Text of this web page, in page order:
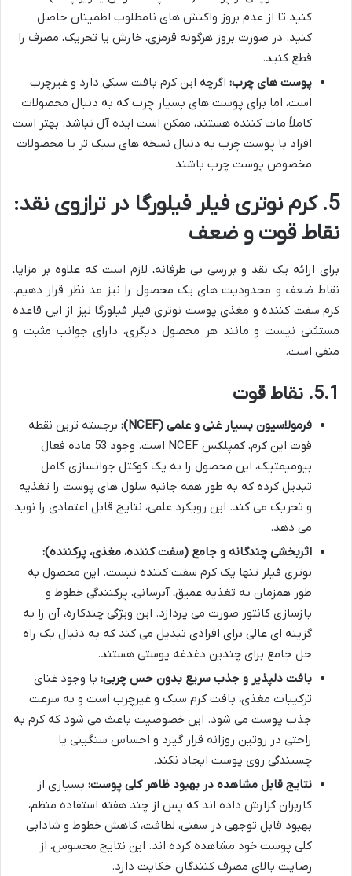
کنید تا از عدم بروز واکنش های نامطلوب اطمینان حاصل
کنید. در صورت بروز هرگونه قرمزی، خارش یا تحریک، مصرف را
قطع کنید.
پوست های چرب: اگرچه این کرم بافت سبکی دارد و غیرچرب
است، اما برای پوست های بسیار چرب که به دنبال محصولات
کاملاً مات کننده هستند، ممکن است ایده آل نباشد. بهتر است
افراد با پوست چرب به دنبال نسخه های سبک تر یا محصولات
مخصوص پوست چرب باشند.
5. کرم نوتری فیلر فیلورگا در ترازوی نقد:
نقاط قوت و ضعف
برای ارائه یک نقد و بررسی بی طرفانه، لازم است که علاوه بر مزایا،
نقاط ضعف و محدودیت های یک محصول را نیز مد نظر قرار دهیم.
کرم سفت کننده و مغذی پوست نوتری فیلر فیلورگا نیز از این قاعده
مستثنی نیست و مانند هر محصول دیگری، دارای جوانب مثبت و
منفی است.
5.1. نقاط قوت
فرمولاسیون بسیار غنی و علمی (NCEF):
برجسته ترین نقطه
قوت این کرم، کمپلکس NCEF است. وجود 53 ماده فعال
بیومیمتیک، این محصول را به یک کوکتل جوانسازی کامل
تبدیل کرده که به طور همه جانبه سلول های پوست را تغذیه
و تحریک می کند. این رویکرد علمی، نتایج قابل اعتمادی را نوید
می دهد.
اثربخشی چندگانه و جامع (سفت کننده، مغذی، پرکننده):
نوتری فیلر تنها یک کرم سفت کننده نیست. این محصول به
طور همزمان به تغذیه عمیق، آبرسانی، پرکنندگی خطوط و
بازسازی کانتور صورت می پردازد. این ویژگی چندکاره، آن را به
گزینه ای عالی برای افرادی تبدیل می کند که به دنبال یک راه
حل جامع برای چندین دغدغه پوستی هستند.
بافت دلپذیر و جذب سریع بدون حس چربی: با وجود غنای
ترکیبات مغذی، بافت کرم سبک و غیرچرب است و به سرعت
جذب پوست می شود. این خصوصیت باعث می شود که کرم به
راحتی در روتین روزانه قرار گیرد و احساس سنگینی یا
چسبندگی روی پوست ایجاد نکند.
نتایج قابل مشاهده در بهبود ظاهر کلی پوست: بسیاری از
کاربران گزارش داده اند که پس از چند هفته استفاده منظم،
بهبود قابل توجهی در سفتی، لطافت، کاهش خطوط و شادابی
کلی پوست خود مشاهده کرده اند. این نتایج محسوس، از
رضایت بالای مصرف کنندگان حکایت دارد.